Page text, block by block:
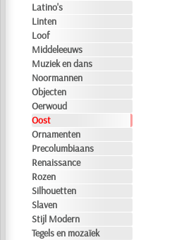
Latino's
Linten
Loof
Middeleeuws
Muziek en dans
Noormannen
Objecten
Oerwoud
Oost
Ornamenten
Precolumbiaans
Renaissance
Rozen
Silhouetten
Slaven
Stijl Modern
Tegels en mozaïek